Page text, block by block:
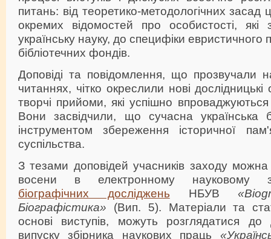
питань: від теоретико-методологічних засад
окремих відомостей про особистості, які
українську науку, до специфіки евристичного
бібліотечних фондів.
Доповіді та повідомлення, що прозвучали
читаннях, чітко окреслили нові
творчі прийоми, які успішно впроваджуються
Вони засвідчили, що сучасна українська
інструментом збереження історичної
суспільства.
З тезами доповідей учасників заходу
восени в електронному науковому
біографічних досліджень НБУВ
Біографістика» (Вип. 5). Матеріали та
основі виступів, можуть розглядатися
випуску збірника наукових праць